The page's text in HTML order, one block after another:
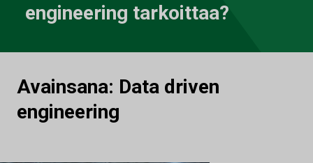
engineering tarkoittaa?
Avainsana: Data driven
engineering